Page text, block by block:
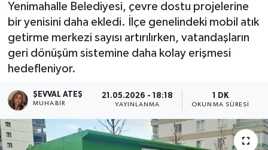
Yenimahalle Belediyesi, çevre dostu projelerine
bir yenisini daha ekledi. İlçe genelindeki mobil atık
getirme merkezi sayısı artırılırken, vatandaşların
geri dönüşüm sistemine daha kolay erişmesi
hedefleniyor.
ŞEVVAL ATEŞ
MUHABIR
21.05.2026 - 18:18
YAYINLANMA
1 DK
OKUNMA SÜRESI
Dünya
Eğitim
Emlak
Son Dakika Haberleri
Haber Arşivi